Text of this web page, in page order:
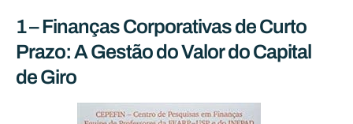
1 – Finanças Corporativas de Curto
Prazo: A Gestão do Valor do Capital
de Giro